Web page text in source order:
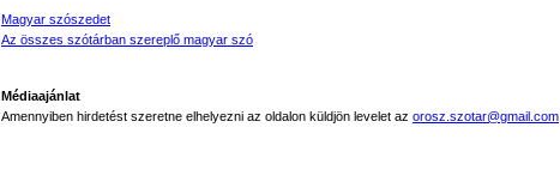
Magyar szószedet
Az összes szótárban szereplő magyar szó
Médiaajánlat
Amennyiben hirdetést szeretne elhelyezni az oldalon küldjön levelet az orosz.szotar@gmail.com